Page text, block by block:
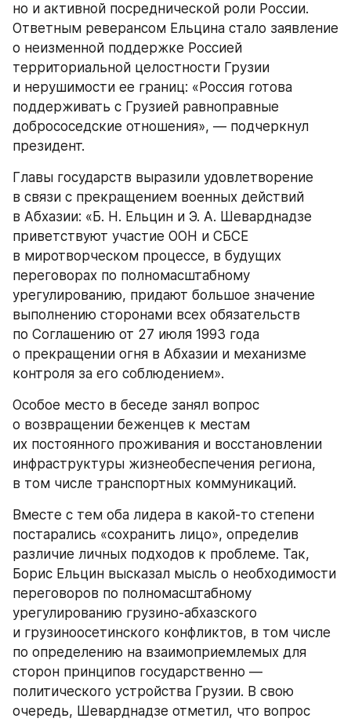
но и активной посреднической роли России.
Ответным реверансом Ельцина стало заявление
о неизменной поддержке Россией
территориальной целостности Грузии
и нерушимости ее границ: «Россия готова
поддерживать с Грузией равноправные
добрососедские отношения», — подчеркнул
президент.
Главы государств выразили удовлетворение
в связи с прекращением военных действий
в Абхазии: «Б. Н. Ельцин и Э. А. Шеварднадзе
приветствуют участие ООН и СБСЕ
в миротворческом процессе, в будущих
переговорах по полномасштабному
урегулированию, придают большое значение
выполнению сторонами всех обязательств
по Соглашению от 27 июля 1993 года
о прекращении огня в Абхазии и механизме
контроля за его соблюдением».
Особое место в беседе занял вопрос
о возвращении беженцев к местам
их постоянного проживания и восстановлении
инфраструктуры жизнеобеспечения региона,
в том числе транспортных коммуникаций.
Вместе с тем оба лидера в какой-то степени
постарались «сохранить лицо», определив
различие личных подходов к проблеме. Так,
Борис Ельцин высказал мысль о необходимости
переговоров по полномасштабному
урегулированию грузино-абхазского
и грузиноосетинского конфликтов, в том числе
по определению на взаимоприемлемых для
сторон принципов государственно —
политического устройства Грузии. В свою
очередь, Шеварднадзе отметил, что вопрос